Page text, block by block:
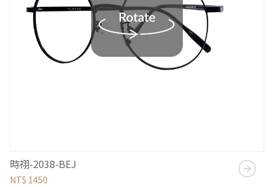
時祤-2038-BEJ
NT$ 1450